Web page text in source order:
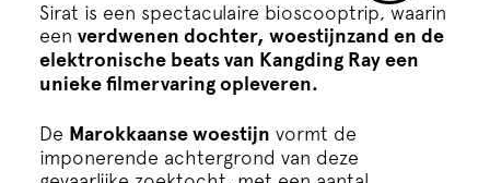
Cursus
Onderwijs
Sirat is een spectaculaire bioscooptrip, waarin
een verdwenen dochter, woestijnzand en de
elektronische beats van Kangding Ray een
unieke filmervaring opleveren.
De Marokkaanse woestijn vormt de
imponerende achtergrond van deze